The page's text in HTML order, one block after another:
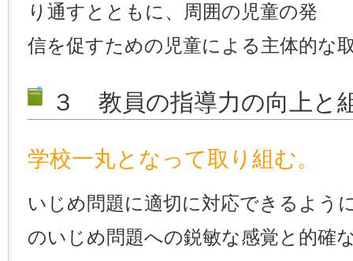
り通すとともに、周囲の児童の発
信を促すための児童による主体的な
３ 教員の指導力の向上と
学校一丸となって取り組む。
いじめ問題に適切に対応できるよう
のいじめ問題への鋭敏な感覚と的確